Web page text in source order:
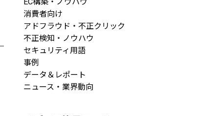
消費者向け
アドフラウド・不正クリック
不正検知・ノウハウ
セキュリティ用語
事例
データ＆レポート
ニュース・業界動向